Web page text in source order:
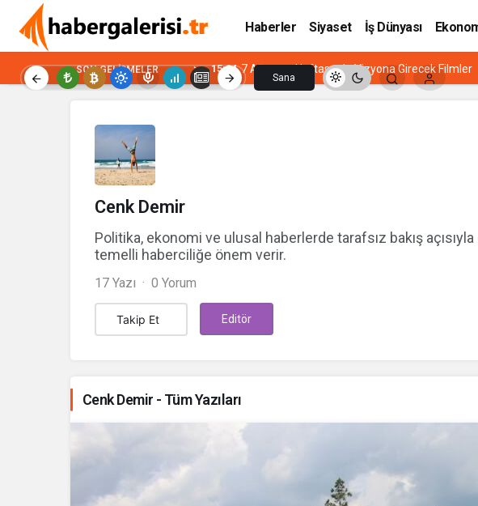
Haberler Siyaset İş Dünyası
Sana
SON GELIŞMELER 15:04 7 Ağustos Haftasında Vizyona Girecek Filmler
Cenk Demir
Politika, ekonomi ve ulusal haberlerde tarafsız bakış
temelli haberciliğe önem verir.
17 Yazı 0 Yorum
Takip Et Editör
Cenk Demir - Tüm Yazıları